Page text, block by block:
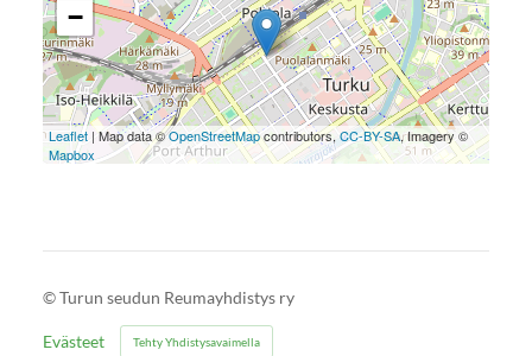
−
Leaflet| Map data ©OpenStreetMapcontributors,CC-BY-SA, Imagery ©
Mapbox
©Turun seudun Reumayhdistys ry
Evästeet Tehty Yhdistysavaimella